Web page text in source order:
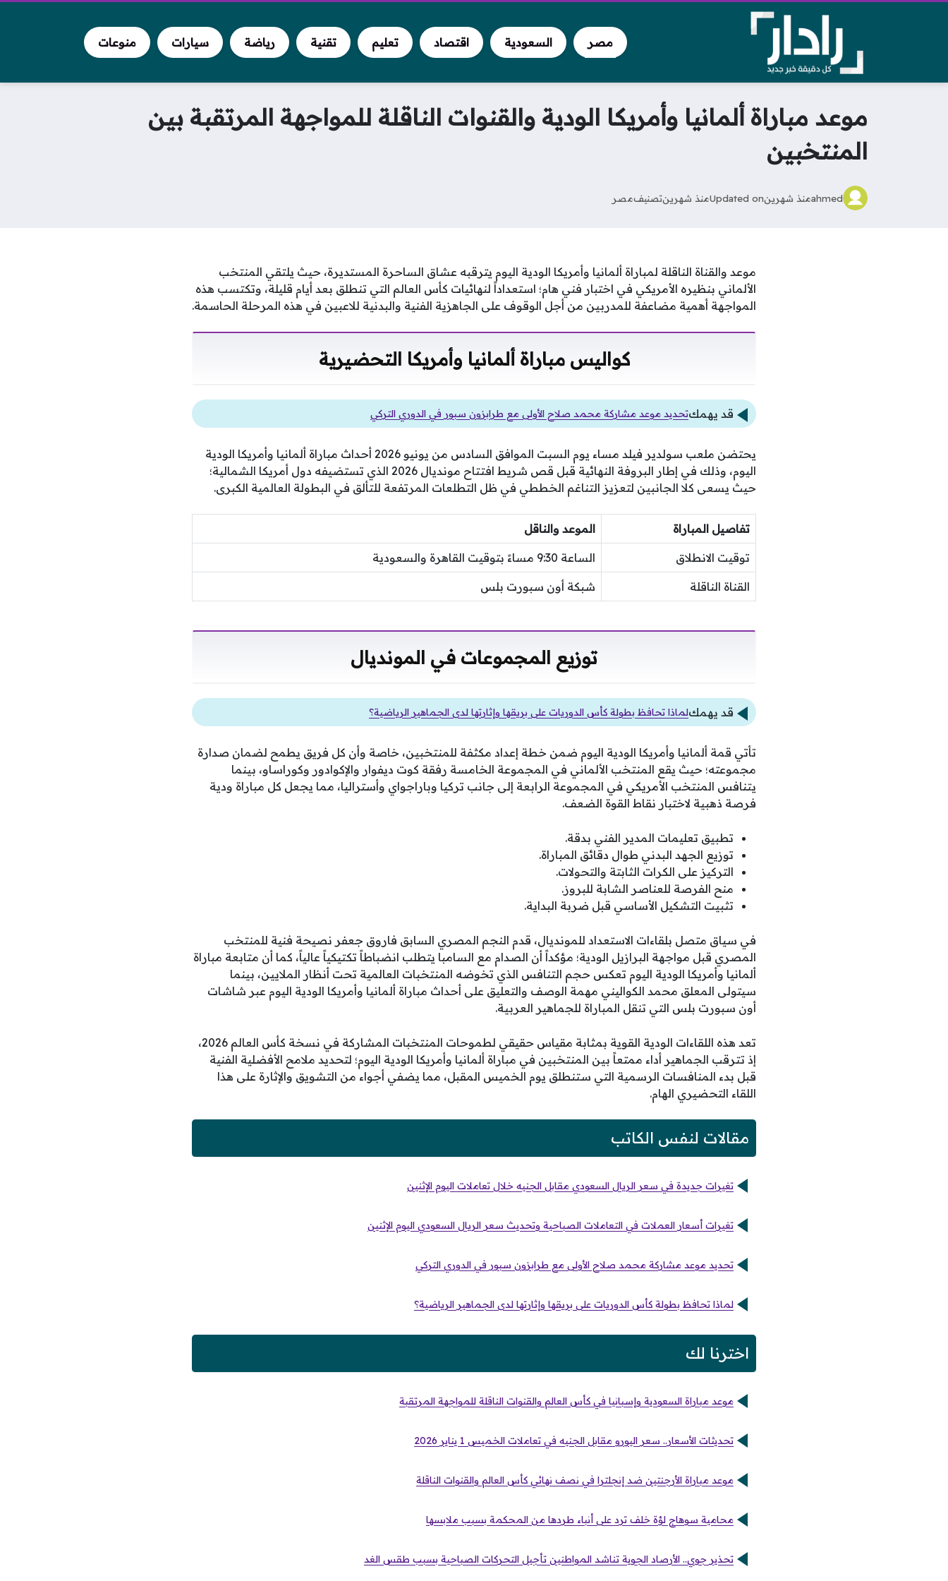
مصر السعودية اقتصاد تعليم تقنية رياضة سيارات منوعات
موعد مباراة ألمانيا وأمريكا الودية والقنوات الناقلة للمواجهة المرتقبة بين
المنتخبين
ahmedمنذ شهرينUpdated onمنذ شهرينتصنيفمصر
موعد والقناة الناقلة لمباراة ألمانيا وأمريكا الودية اليوم يترقبه عشاق الساحرة المستديرة، حيث يلتقي المنتخب
الألماني بنظيره الأمريكي في اختبار فني هام؛ استعداداً لنهائيات كأس العالم التي تنطلق بعد أيام قليلة، وتكتسب هذه
المواجهة أهمية مضاعفة للمدربين من أجل الوقوف على الجاهزية الفنية والبدنية للاعبين في هذه المرحلة الحاسمة.
كواليس مباراة ألمانيا وأمريكا التحضيرية
قد يهمكتحديد موعد مشاركة محمد صلاح الأولى مع طرابزون سبور في الدوري التركي
يحتضن ملعب سولدير فيلد مساء يوم السبت الموافق السادس من يونيو 2026 أحداث مباراة ألمانيا وأمريكا الودية
اليوم، وذلك في إطار البروفة النهائية قبل قص شريط افتتاح مونديال 2026 الذي تستضيفه دول أمريكا الشمالية؛
حيث يسعى كلا الجانبين لتعزيز التناغم الخططي في ظل التطلعات المرتفعة للتألق في البطولة العالمية الكبرى.
تفاصيل المباراة الموعد والناقل
توقيت الانطلاق الساعة 9:30 مساءً بتوقيت القاهرة والسعودية
القناة الناقلة شبكة أون سبورت بلس
توزيع المجموعات في المونديال
قد يهمكلماذا تحافظ بطولة كأس الدوريات على بريقها وإثارتها لدى الجماهير الرياضية؟
تأتي قمة ألمانيا وأمريكا الودية اليوم ضمن خطة إعداد مكثفة للمنتخبين، خاصة وأن كل فريق يطمح لضمان صدارة
مجموعته؛ حيث يقع المنتخب الألماني في المجموعة الخامسة رفقة كوت ديفوار والإكوادور وكوراساو، بينما
يتنافس المنتخب الأمريكي في المجموعة الرابعة إلى جانب تركيا وباراجواي وأستراليا، مما يجعل كل مباراة ودية
فرصة ذهبية لاختبار نقاط القوة الضعف.
تطبيق تعليمات المدير الفني بدقة.
توزيع الجهد البدني طوال دقائق المباراة.
التركيز على الكرات الثابتة والتحولات.
منح الفرصة للعناصر الشابة للبروز.
تثبيت التشكيل الأساسي قبل ضربة البداية.
في سياق متصل بلقاءات الاستعداد للمونديال، قدم النجم المصري السابق فاروق جعفر نصيحة فنية للمنتخب
المصري قبل مواجهة البرازيل الودية؛ مؤكداً أن الصدام مع السامبا يتطلب انضباطاً تكتيكياً عالياً، كما أن متابعة مباراة
ألمانيا وأمريكا الودية اليوم تعكس حجم التنافس الذي تخوضه المنتخبات العالمية تحت أنظار الملايين، بينما
سيتولى المعلق محمد الكواليني مهمة الوصف والتعليق على أحداث مباراة ألمانيا وأمريكا الودية اليوم عبر شاشات
أون سبورت بلس التي تنقل المباراة للجماهير العربية.
تعد هذه اللقاءات الودية القوية بمثابة مقياس حقيقي لطموحات المنتخبات المشاركة في نسخة كأس العالم 2026،
إذ تترقب الجماهير أداء ممتعاً بين المنتخبين في مباراة ألمانيا وأمريكا الودية اليوم؛ لتحديد ملامح الأفضلية الفنية
قبل بدء المنافسات الرسمية التي ستنطلق يوم الخميس المقبل، مما يضفي أجواء من التشويق والإثارة على هذا
اللقاء التحضيري الهام.
مقالات لنفس الكاتب
تغيرات جديدة في سعر الريال السعودي مقابل الجنيه خلال تعاملات اليوم الإثنين
تغيرات أسعار العملات في التعاملات الصباحية وتحديث سعر الريال السعودي اليوم الإثنين
تحديد موعد مشاركة محمد صلاح الأولى مع طرابزون سبور في الدوري التركي
لماذا تحافظ بطولة كأس الدوريات على بريقها وإثارتها لدى الجماهير الرياضية؟
اخترنا لك
موعد مباراة السعودية وإسبانيا في كأس العالم والقنوات الناقلة للمواجهة المرتقبة
تحديثات الأسعار.. سعر اليورو مقابل الجنيه في تعاملات الخميس 1 يناير 2026
موعد مباراة الأرجنتين ضد إنجلترا في نصف نهائي كأس العالم والقنوات الناقلة
محامية سوهاج لؤة خلف ترد على أنباء طردها من المحكمة بسبب ملابسها
تحذير جوي.. الأرصاد الجوية تناشد المواطنين تأجيل التحركات الصباحية بسبب طقس الغد